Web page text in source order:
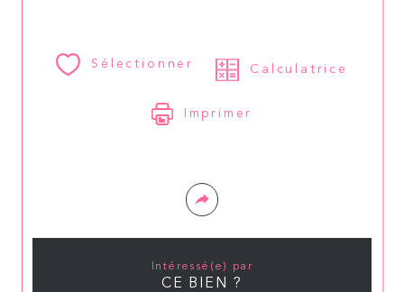
Sélectionner Calculatrice
Imprimer
Intéressé(e) par
CE BIEN ?